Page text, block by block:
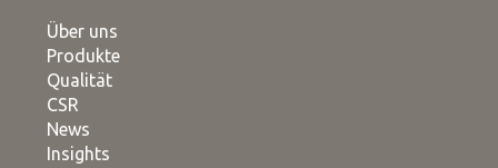
Über uns
Produkte
Qualität
CSR
News
Insights